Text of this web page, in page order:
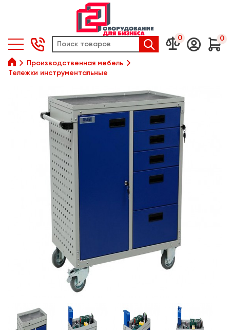
  0  0

Производственная мебель
Тележки инструментальные